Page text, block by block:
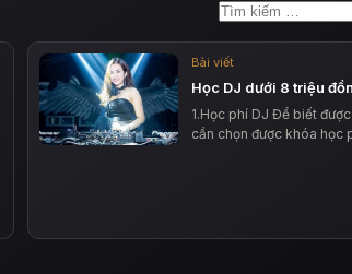
Tìm
Bài viết
Học DJ dưới 8 triệu
1.Học phí DJ Để biết
cần chọn được khóa học